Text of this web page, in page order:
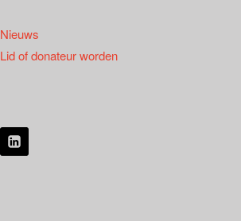
Nieuws
Lid of donateur worden